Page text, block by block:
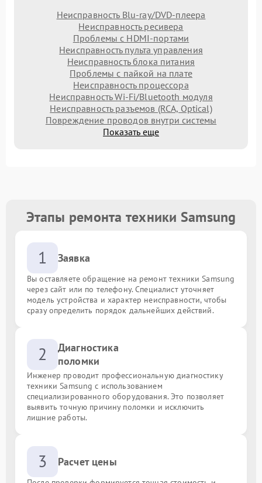
Неисправность Blu-ray/DVD-плеера
Неисправность ресивера
Проблемы с HDMI-портами
Неисправность пульта управления
Неисправность блока питания
Проблемы с пайкой на плате
Неисправность процессора
Неисправность Wi-Fi/Bluetooth модуля
Неисправность разъемов (RCA, Optical)
Повреждение проводов внутри системы
Показать еще
Этапы ремонта техники Samsung
1 Заявка
Вы оставляете обращение на ремонт техники Samsung
через сайт или по телефону. Специалист уточняет
модель устройства и характер неисправности, чтобы
сразу определить порядок дальнейших действий.
2
Диагностика
поломки
Инженер проводит профессиональную диагностику
техники Samsung с использованием
специализированного оборудования. Это позволяет
выявить точную причину поломки и исключить
лишние работы.
3 Расчет цены